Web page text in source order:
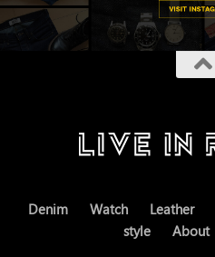
Denim Watch Leather
style
About